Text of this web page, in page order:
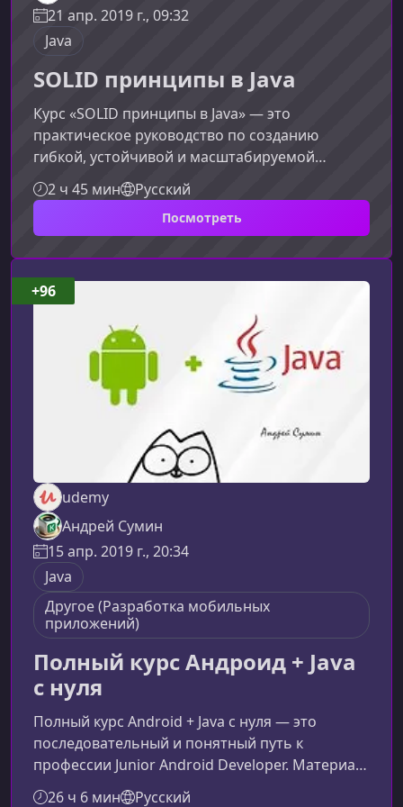
21 апр. 2019 г., 09:32
Java
SOLID принципы в Java
Курс «SOLID принципы в Java» — это
практическое руководство по созданию
гибкой, устойчивой и масштабируемой
архитектуры. Материал подаётся
последовательно и понятно, чтобы вы не
только выучили теорию, но и научились
применять её в реальных проектах.Что вы
изучите в курсеКурс состоит из пяти
взаимосвязанных уроков, каждый из которых
раскрывает один из принципов SOLID и его
влияние на архитектуру Java‑приложений.
Обучение строится таким образом,
2 ч 45 мин Русский
Посмотреть
udemy
Андрей Сумин
15 апр. 2019 г., 20:34
Java
Другое (Разработка мобильных
приложений)
Полный курс Андроид + Java
с нуля
Полный курс Android + Java с нуля — это
последовательный и понятный путь к
профессии Junior Android Developer. Материал
адаптирован для абсолютных новичков,
26 ч 6 мин Русский
+96